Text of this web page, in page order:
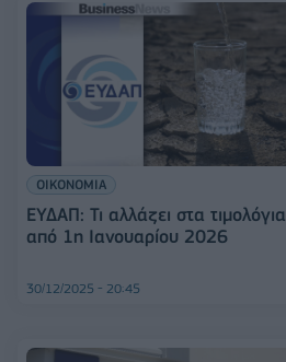
ΟΙΚΟΝΟΜΙΑ
ΕΥΔΑΠ: Τι αλλάζει στα τιμολόγια
από 1η Ιανουαρίου 2026
30/12/2025 - 20:45